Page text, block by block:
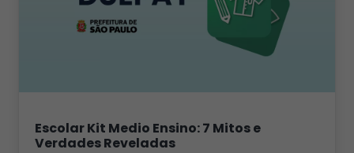
Escolar Kit Medio Ensino: 7 Mitos e
Verdades Reveladas